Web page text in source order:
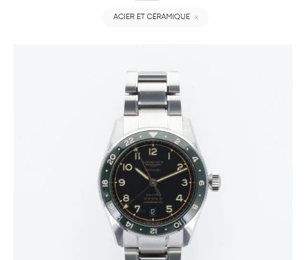
ACIER ET CÉRAMIQUE